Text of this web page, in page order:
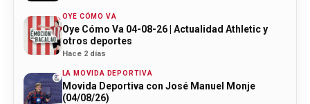
OYE CÓMO VA
Oye Cómo Va 04-08-26 | Actualidad Athletic y
otros deportes
Hace 2 días
LA MOVIDA DEPORTIVA
Movida Deportiva con José Manuel Monje
(04/08/26)